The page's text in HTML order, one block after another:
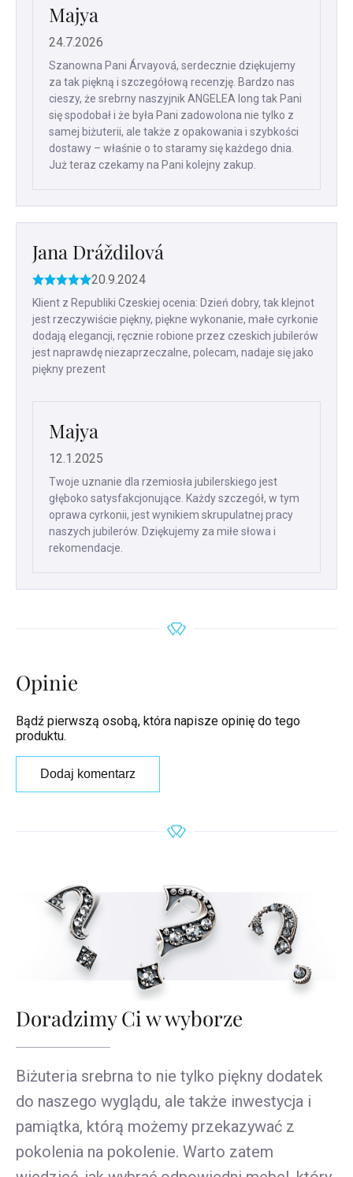
Majya
24.7.2026
Szanowna Pani Árvayová, serdecznie dziękujemy
za tak piękną i szczegółową recenzję. Bardzo nas
cieszy, że srebrny naszyjnik ANGELEA long tak Pani
się spodobał i że była Pani zadowolona nie tylko z
samej biżuterii, ale także z opakowania i szybkości
dostawy – właśnie o to staramy się każdego dnia.
Już teraz czekamy na Pani kolejny zakup.
Jana Dráždilová
Ocena
produktu
to
5
na
5
gwiazdek.
20.9.2024
Klient z Republiki Czeskiej ocenia: Dzień dobry, tak klejnot
jest rzeczywiście piękny, piękne wykonanie, małe cyrkonie
dodają elegancji, ręcznie robione przez czeskich jubilerów
jest naprawdę niezaprzeczalne, polecam, nadaje się jako
piękny prezent
Majya
12.1.2025
Twoje uznanie dla rzemiosła jubilerskiego jest
głęboko satysfakcjonujące. Każdy szczegół, w tym
oprawa cyrkonii, jest wynikiem skrupulatnej pracy
naszych jubilerów. Dziękujemy za miłe słowa i
rekomendacje.
Opinie
Bądź pierwszą osobą, która napisze opinię do tego
produktu.
Dodaj komentarz
Doradzimy Ci w wyborze
Biżuteria srebrna to nie tylko piękny dodatek
do naszego wyglądu, ale także inwestycja i
pamiątka, którą możemy przekazywać z
pokolenia na pokolenie. Warto zatem